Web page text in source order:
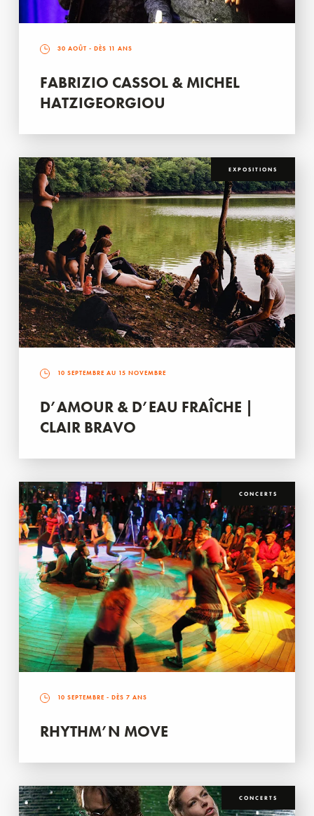
30 AOÛT - DÈS 11 ANS
FABRIZIO CASSOL & MICHEL
HATZIGEORGIOU
EXPOSITIONS
10 SEPTEMBRE AU 15 NOVEMBRE
D’AMOUR & D’EAU FRAÎCHE |
CLAIR BRAVO
CONCERTS
10 SEPTEMBRE - DÈS 7 ANS
RHYTHM’N MOVE
CONCERTS